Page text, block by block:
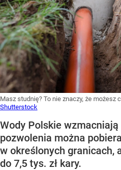
Masz studnię? To nie znaczy, że możesz
Shutterstock
Wody Polskie
pozwolenia można
w określonych granicach,
do 7,5 tys. zł kary.